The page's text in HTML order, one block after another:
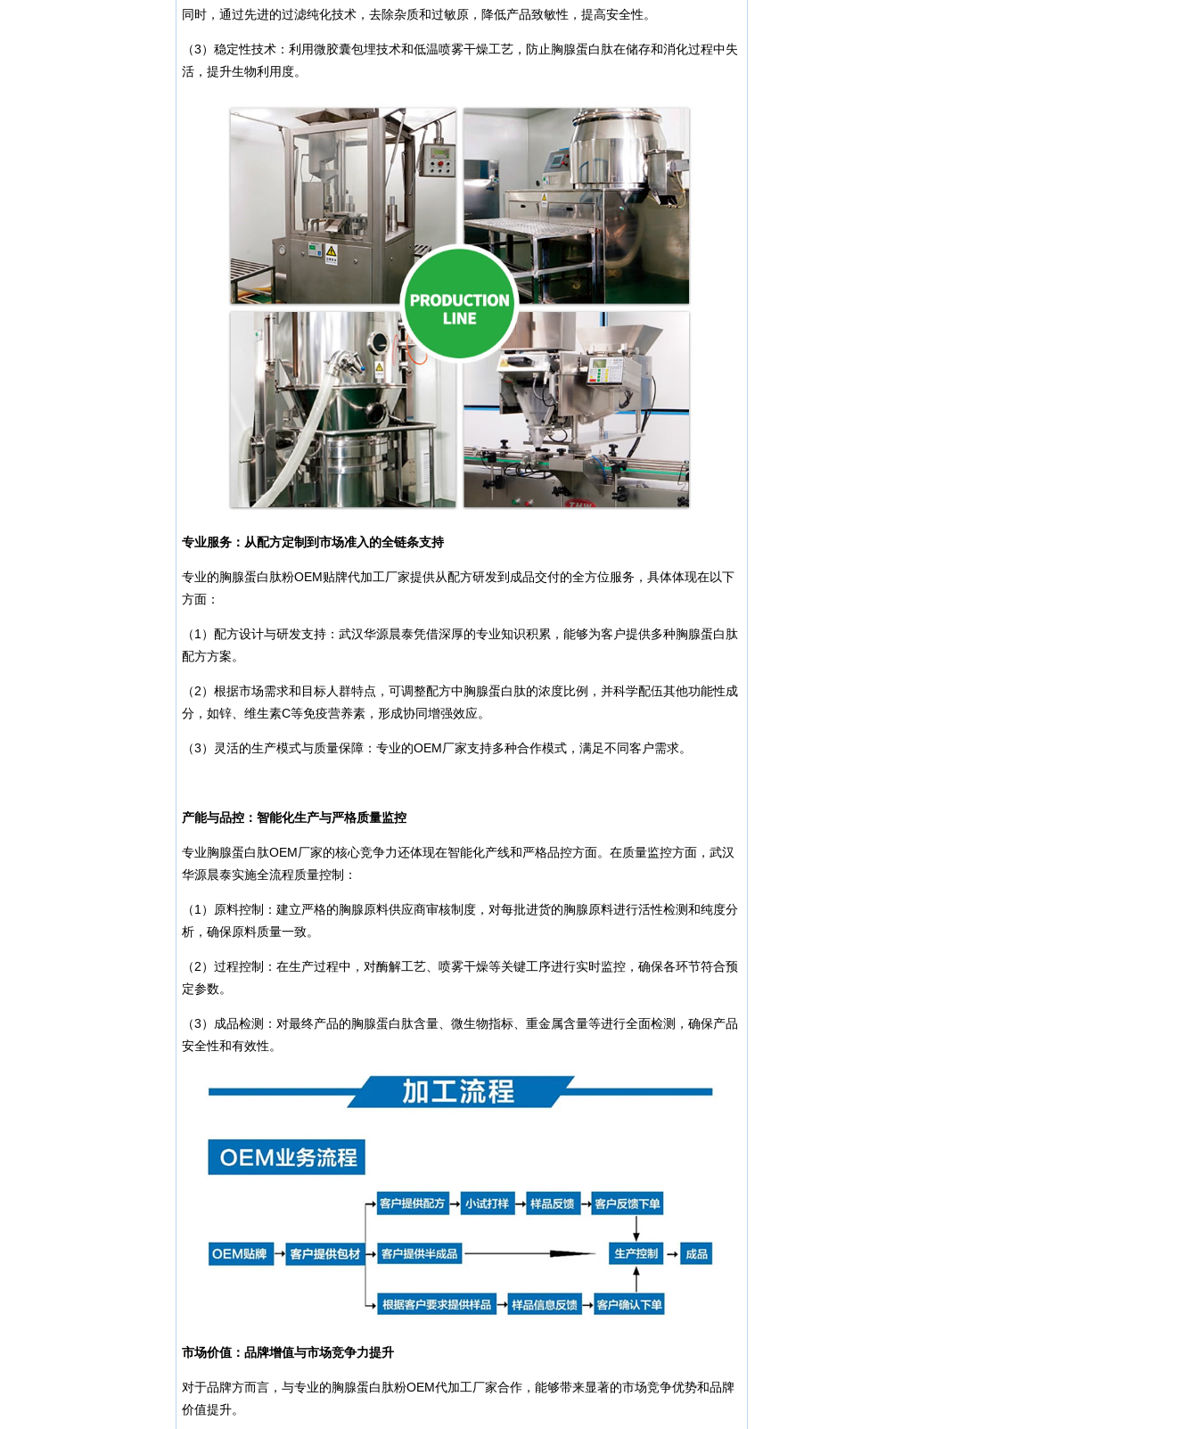
同时，通过先进的过滤纯化技术，去除杂质和过敏原，降低产品致敏性，提高安全性。
（3）稳定性技术：利用微胶囊包埋技术和低温喷雾干燥工艺，防止胸腺蛋白肽在储存和消化过程中失
活，提升生物利用度。
专业服务：从配方定制到市场准入的全链条支持
专业的胸腺蛋白肽粉OEM贴牌代加工厂家提供从配方研发到成品交付的全方位服务，具体体现在以下
方面：
（1）配方设计与研发支持：武汉华源晨泰凭借深厚的专业知识积累，能够为客户提供多种胸腺蛋白肽
配方方案。
（2）根据市场需求和目标人群特点，可调整配方中胸腺蛋白肽的浓度比例，并科学配伍其他功能性成
分，如锌、维生素C等免疫营养素，形成协同增强效应。
（3）灵活的生产模式与质量保障：专业的OEM厂家支持多种合作模式，满足不同客户需求。
产能与品控：智能化生产与严格质量监控
专业胸腺蛋白肽OEM厂家的核心竞争力还体现在智能化产线和严格品控方面。在质量监控方面，武汉
华源晨泰实施全流程质量控制：
（1）原料控制：建立严格的胸腺原料供应商审核制度，对每批进货的胸腺原料进行活性检测和纯度分
析，确保原料质量一致。
（2）过程控制：在生产过程中，对酶解工艺、喷雾干燥等关键工序进行实时监控，确保各环节符合预
定参数。
（3）成品检测：对最终产品的胸腺蛋白肽含量、微生物指标、重金属含量等进行全面检测，确保产品
安全性和有效性。
市场价值：品牌增值与市场竞争力提升
对于品牌方而言，与专业的胸腺蛋白肽粉OEM代加工厂家合作，能够带来显著的市场竞争优势和品牌
价值提升。